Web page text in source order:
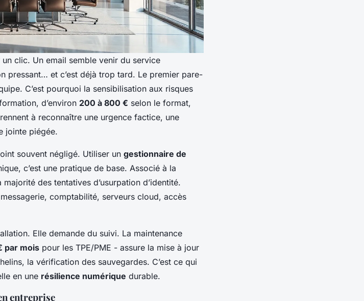
clic. Un email semble venir du service
pressant… et c’est déjà trop tard. Le premier pare-
C’est pourquoi la sensibilisation aux risques
d’environ 200 à 800 € selon le format,
à reconnaître une urgence factice, une
jointe piégée.
souvent négligé. Utiliser un gestionnaire de
c’est une pratique de base. Associé à la
des tentatives d’usurpation d’identité.
comptabilité, serveurs cloud, accès
Elle demande du suivi. La maintenance
par mois pour les TPE/PME - assure la mise à jour
la vérification des sauvegardes. C’est ce qui
en une résilience numérique durable.
entreprise